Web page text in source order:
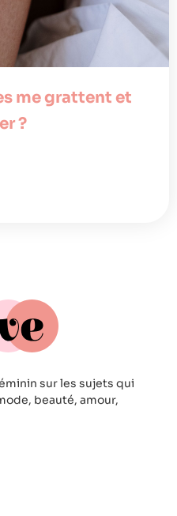
me grattent et
?
sur les sujets qui
beauté, amour,